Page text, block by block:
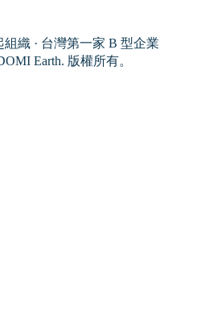
織 · 台灣第一家 B 型企業
Earth. 版權所有。